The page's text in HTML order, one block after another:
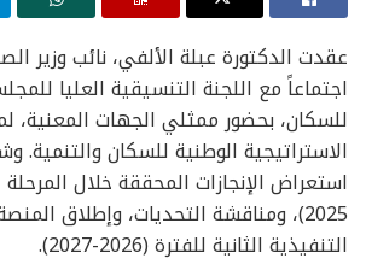
عقدت الدكتورة عبلة الألفي، نائب وزير
اجتماعاً مع اللجنة التنسيقية العليا
للسكان، بحضور ممثلي الجهات المعنية،
الاستراتيجية الوطنية للسكان والتنمية.
2025)، ومناقشة التحديات، وإطلاق
التنفيذية الثانية للفترة (2026-2027).